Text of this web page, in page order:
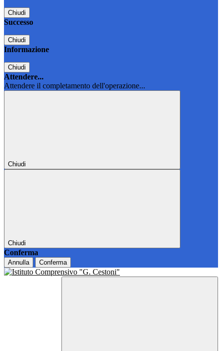
Chiudi
Successo
Chiudi
Informazione
Chiudi
Attendere...
Attendere il completamento dell'operazione...
Chiudi
Chiudi
Conferma
Annulla Conferma